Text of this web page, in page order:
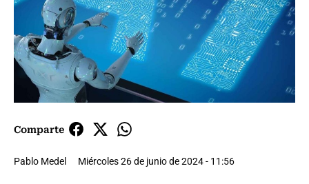
Comparte
Pablo Medel Miércoles 26 de junio de 2024 - 11:56